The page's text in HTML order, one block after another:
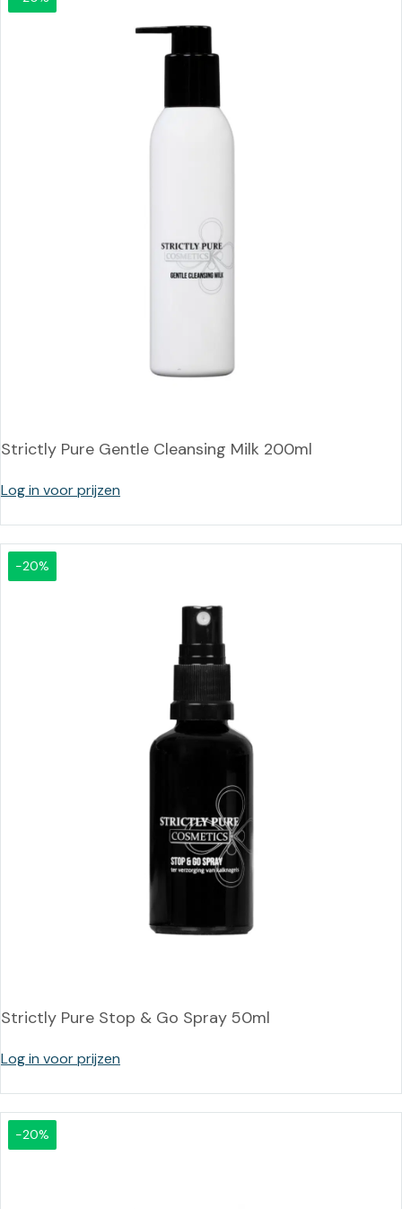
Strictly Pure Gentle Cleansing Milk 200ml
Log in voor prijzen
-20%
Strictly Pure Stop & Go Spray 50ml
Log in voor prijzen
-20%